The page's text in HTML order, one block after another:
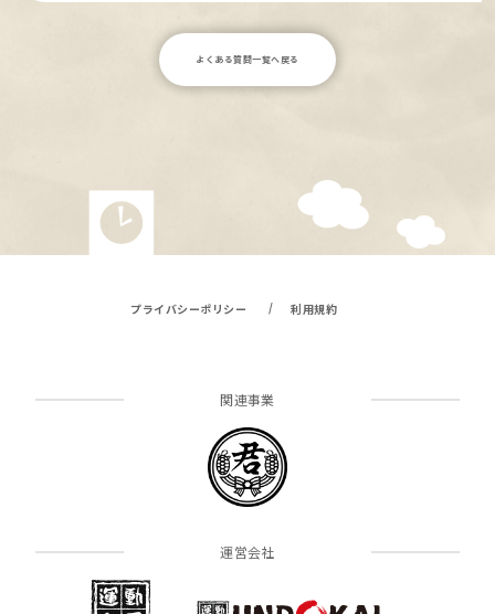
よくある質問一覧へ戻る
プライバシーポリシー / 利用規約
関連事業
運営会社